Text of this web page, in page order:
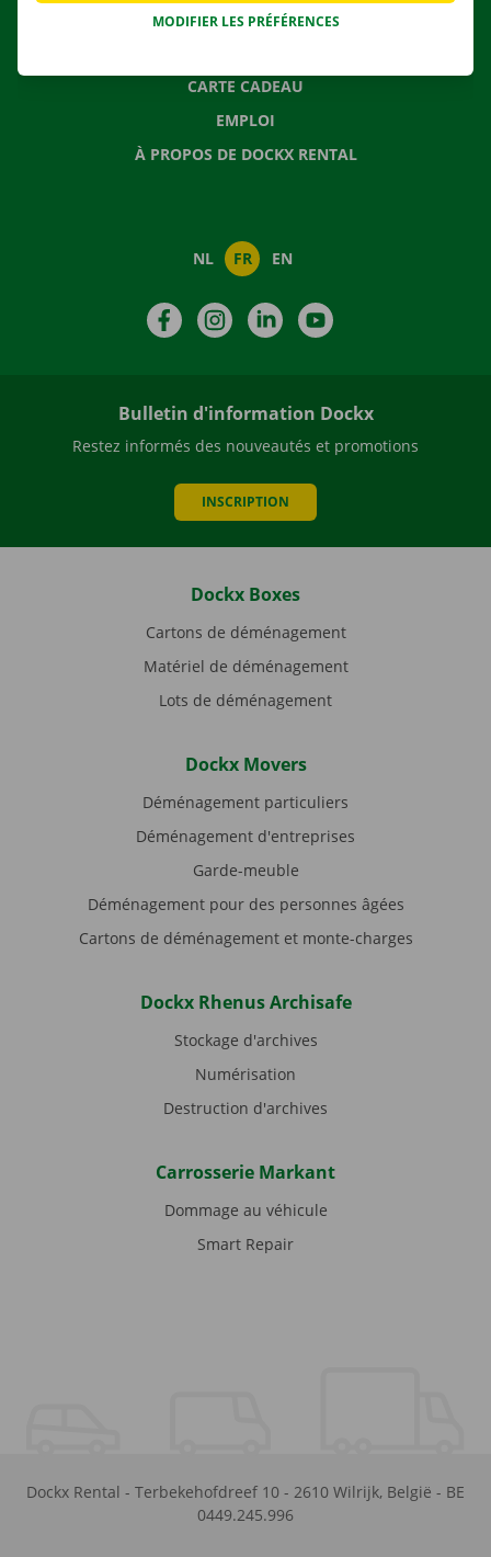
QUESTIONS FRÉQUENTES
CARTE CADEAU
EMPLOI
À PROPOS DE DOCKX RENTAL
NL FR EN
FacebookInstagramLinkedIn
Bulletin d'information Dockx
Restez informés des nouveautés et promotions
INSCRIPTION
Dockx Boxes
Cartons de déménagement
Matériel de déménagement
Lots de déménagement
Dockx Movers
Déménagement particuliers
Déménagement d'entreprises
Garde-meuble
Déménagement pour des personnes âgées
Cartons de déménagement et monte-charges
Dockx Rhenus Archisafe
Stockage d'archives
Numérisation
Destruction d'archives
Carrosserie Markant
Dommage au véhicule
Smart Repair
Dockx Rental - Terbekehofdreef 10 - 2610 Wilrijk, België - BE
0449.245.996
MODIFIER LES PRÉFÉRENCES